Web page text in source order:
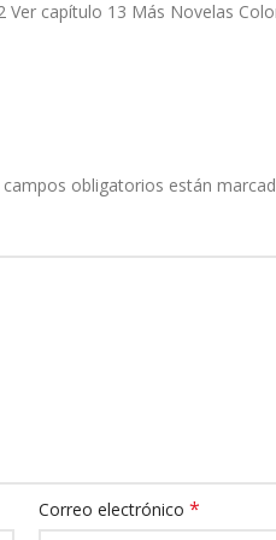
capítulo 13 Más Novelas
obligatorios están
Correo electrónico *